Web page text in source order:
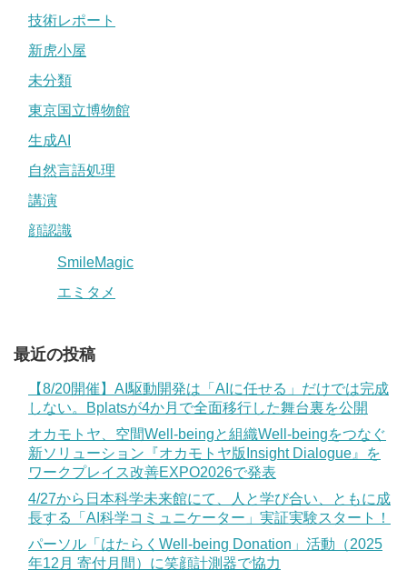
技術レポート
新虎小屋
未分類
東京国立博物館
生成AI
自然言語処理
講演
顔認識
SmileMagic
エミタメ
最近の投稿
【8/20開催】AI駆動開発は「AIに任せる」だけでは完成
しない。Bplatsが4か月で全面移行した舞台裏を公開
オカモトヤ、空間Well-beingと組織Well-beingをつなぐ
新ソリューション『オカモトヤ版Insight Dialogue』を
ワークプレイス改善EXPO2026で発表
4/27から日本科学未来館にて、人と学び合い、ともに成
長する「AI科学コミュニケーター」実証実験スタート！
パーソル「はたらくWell-being Donation」活動（2025
年12月 寄付月間）に笑顔計測器で協力